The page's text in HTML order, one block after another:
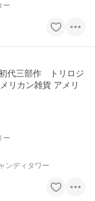
ー
代三部作 トリロジ
リカン雑貨 アメリ
ー
ンディタワー